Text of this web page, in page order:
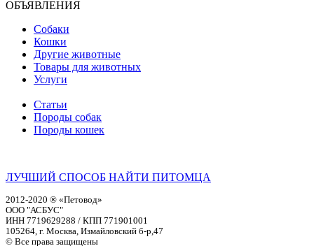
ОБЪЯВЛЕНИЯ
Собаки
Кошки
Другие животные
Товары для животных
Услуги
Статьи
Породы собак
Породы кошек
ЛУЧШИЙ СПОСОБ НАЙТИ ПИТОМЦА
2012-2020 ® «Петовод»
ООО "АСБУС"
ИНН 7719629288 / КПП 771901001
105264, г. Москва, Измайловский б-р,47
© Все права защищены